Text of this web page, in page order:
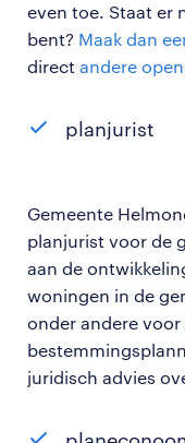
even toe. Staat er
bent? Maak dan
direct andere
planjurist
Gemeente
planjurist voor de
aan de
woningen in de
onder andere
juridisch advies